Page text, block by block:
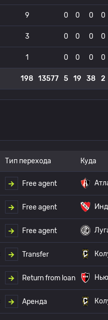
9 0 0 0 0
3 0 0 0 0
1 0 0 0 0
198 13577 5 19 38 2
Тип перехода Куда
Free agent
Free agent
Free agent
Transfer
Return from loan
Аренда